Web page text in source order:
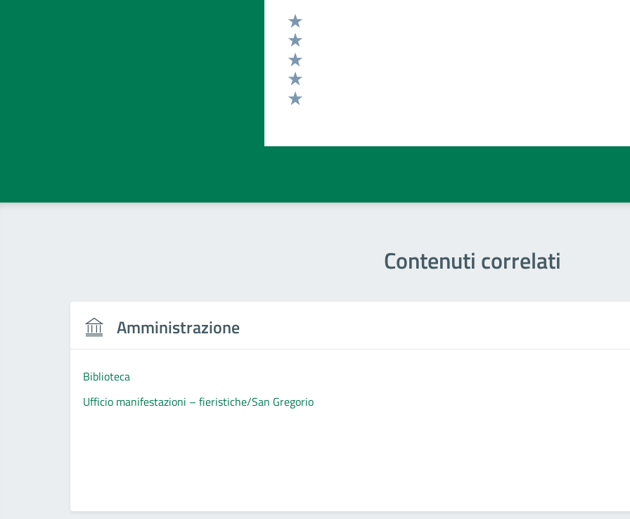
Valuta 5 stelle su 5
Valuta 4 stelle su 5
Valuta 3 stelle su 5
Valuta 2 stelle su 5
Contenuti correlati
Amministrazione
Biblioteca
Ufficio manifestazioni – fieristiche/San Gregorio